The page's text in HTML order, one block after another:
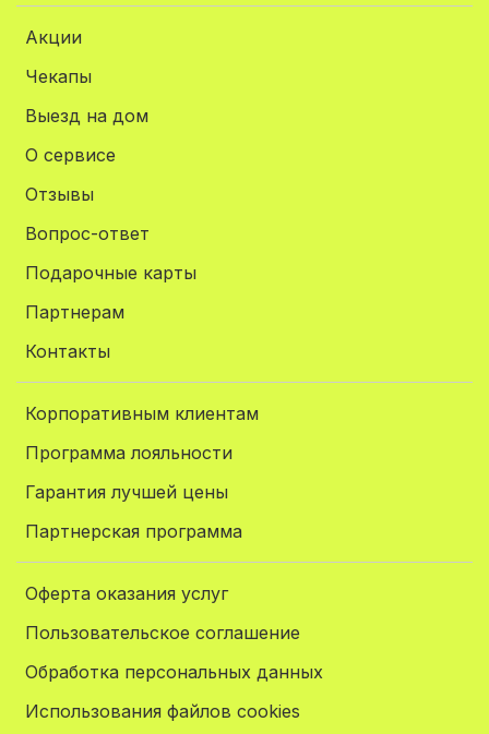
Акции
Чекапы
Выезд на дом
О сервисе
Отзывы
Вопрос-ответ
Подарочные карты
Партнерам
Контакты
Корпоративным клиентам
Программа лояльности
Гарантия лучшей цены
Партнерская программа
Оферта оказания услуг
Пользовательское соглашение
Обработка персональных данных
Использования файлов cookies